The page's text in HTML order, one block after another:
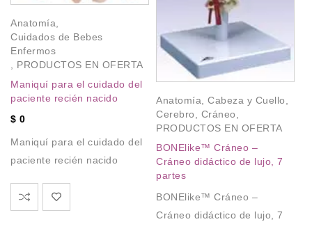
Anatomía
Cuidados de Bebes
Enfermos
PRODUCTOS EN OFERTA
Maniquí para el cuidado del
paciente recién nacido
$ 0
Maniquí para el cuidado del
paciente recién nacido
Anatomía, Cabeza y Cuello,
Cerebro, Cráneo,
PRODUCTOS EN OFERTA
BONElike™ Cráneo –
Cráneo didáctico de lujo, 7
partes
BONElike™ Cráneo –
Cráneo didáctico de lujo, 7